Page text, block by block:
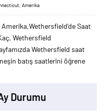
Amerika
Saat
Wethersfield
Wethersfield saat
batış saatlerini öğrene
Durumu